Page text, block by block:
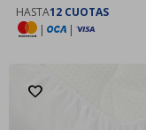
HASTA12 CUOTAS
|
|